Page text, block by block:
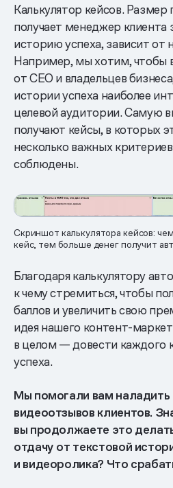
Калькулятор кейсов.
получает менеджер
историю успеха, зависит от
Например, мы хотим, чтобы
от CEO и владельцев
истории успеха наиболее
целевой аудитории. Самую
получают кейсы, в которых
несколько важных
соблюдены.
Скриншот калькулятора кейсов:
кейс, тем больше денег получит
Благодаря калькулятору
к чему стремиться, чтобы
баллов и увеличить свою
идея нашего контент-
в целом — довести каждого
успеха.
Мы помогали вам наладить
видеоотзывов клиентов.
вы продолжаете это
отдачу от текстовой
и видеоролика? Что